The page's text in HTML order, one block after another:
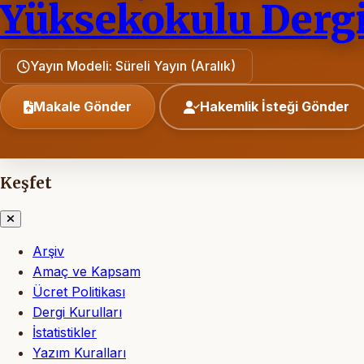
Yüksekokulu
Yayın Modeli: Süreli Yayın (Aralık)
Makale Gönder Hakemlik İsteği Gönder
Keşfet
Arşiv
Amaç ve Kapsam
Ücret Politikası
Dergi Kurulları
İstatistikler
Yazım Kuralları